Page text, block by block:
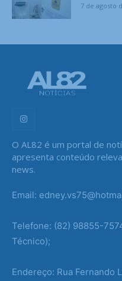
7 de agosto
O AL82 é um portal de
apresenta conteúdo
news.
Email:
Telefone: (82) 98855-
Técnico);
Endereço: Rua Fernando